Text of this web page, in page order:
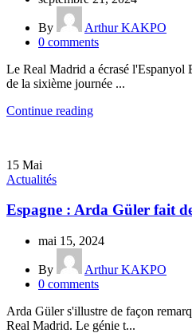
By
Arthur KAKPO
0 comments
Le Real Madrid a écrasé l'Espanyol
de la sixième journée ...
Continue reading
15 Mai
Actualités
Espagne : Arda Güler fait
mai 15, 2024
By
Arthur KAKPO
0 comments
Arda Güler s'illustre de façon
Real Madrid. Le génie t...